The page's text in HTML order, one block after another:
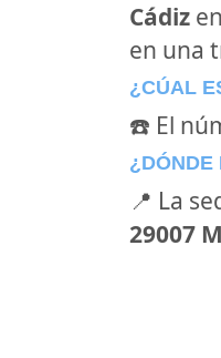
Cádiz en
en una
¿CÚAL
☎️ El
¿DÓNDE
📍 La
29007